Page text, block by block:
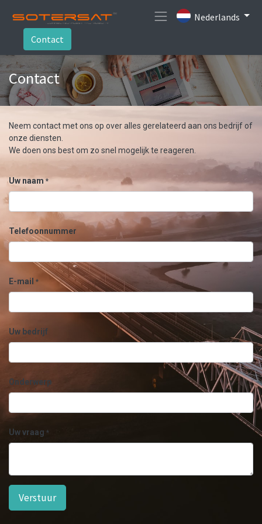
Nederlands
Contact
Contact
Neem contact met ons op over alles gerelateerd aan ons bedrijf of
onze diensten.
We doen ons best om zo snel mogelijk te reageren.
Uw naam *
Telefoonnummer
E-mail *
Uw bedrijf
Onderwerp
Uw vraag *
Verstuur